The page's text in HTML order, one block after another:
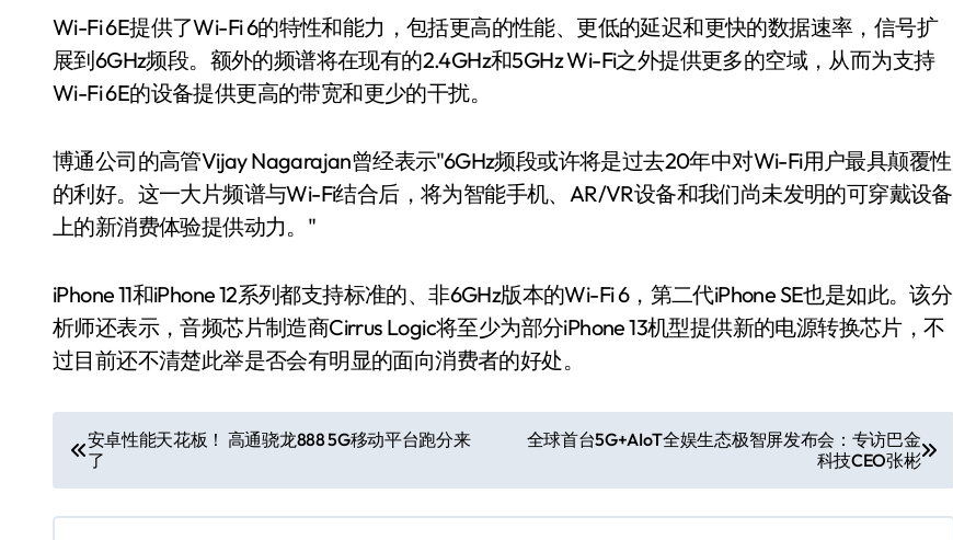
Wi-Fi 6E提供了Wi-Fi 6的特性和能力，包括更高的性能、更低的延迟和更快的数据速率，信号扩
展到6GHz频段。额外的频谱将在现有的2.4GHz和5GHz Wi-Fi之外提供更多的空域，从而为支持
Wi-Fi 6E的设备提供更高的带宽和更少的干扰。
博通公司的高管Vijay Nagarajan曾经表示"6GHz频段或许将是过去20年中对Wi-Fi用户最具颠覆性
的利好。这一大片频谱与Wi-Fi结合后，将为智能手机、AR/VR设备和我们尚未发明的可穿戴设备
上的新消费体验提供动力。"
iPhone 11和iPhone 12系列都支持标准的、非6GHz版本的Wi-Fi 6，第二代iPhone SE也是如此。该分
析师还表示，音频芯片制造商Cirrus Logic将至少为部分iPhone 13机型提供新的电源转换芯片，不
过目前还不清楚此举是否会有明显的面向消费者的好处。
文
章
导
安卓性能天花板！ 高通骁龙888 5G移动平台跑分来
了
全球首台5G+AIoT全娱生态极智屏发布会：专访巴金
科技CEO张彬